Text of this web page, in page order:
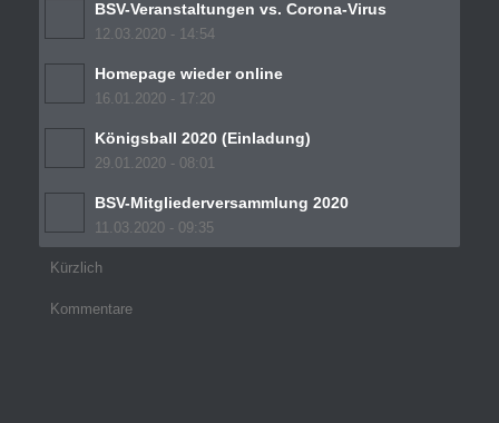
BSV-Veranstaltungen vs. Corona-Virus
12.03.2020 - 14:54
Homepage wieder online
16.01.2020 - 17:20
Königsball 2020 (Einladung)
29.01.2020 - 08:01
BSV-Mitgliederversammlung 2020
11.03.2020 - 09:35
Kürzlich
Kommentare